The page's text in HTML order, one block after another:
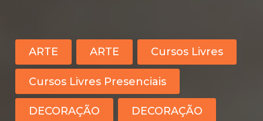
ARTE ARTE Cursos Livres
Cursos Livres Presenciais
DECORAÇÃO DECORAÇÃO